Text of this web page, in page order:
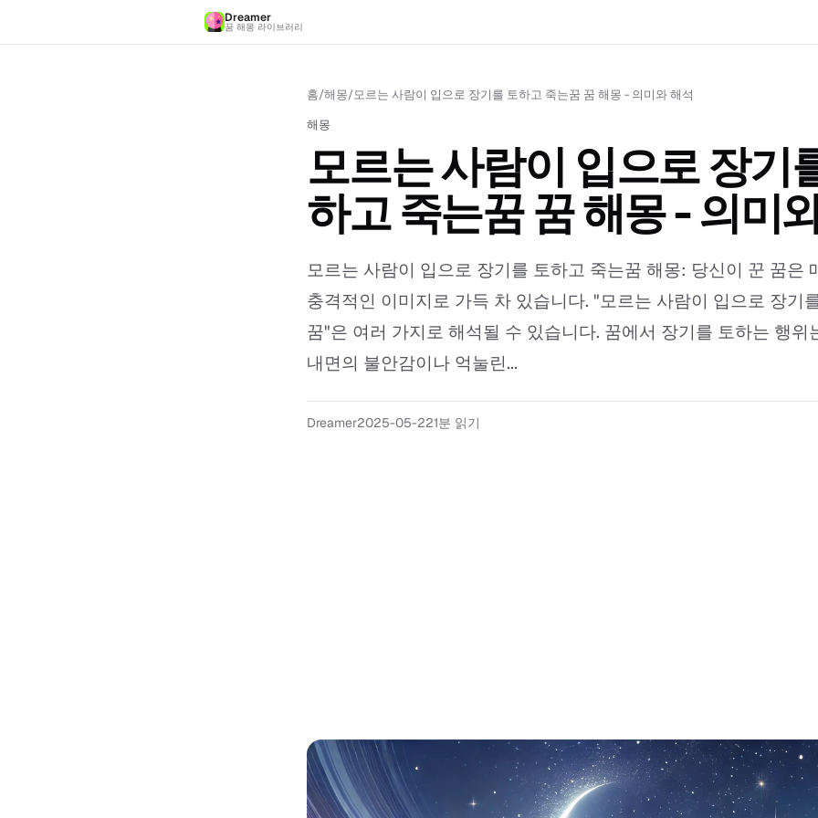
Dreamer
꿈 해몽 라이브러리
홈/해몽/모르는 사람이 입으로 장기를 토하고 죽는꿈 꿈 해몽 - 의미와 해석
해몽
모르는 사람이 입으로 장기
하고 죽는꿈 꿈 해몽 - 의미
모르는 사람이 입으로 장기를 토하고 죽는꿈 해몽: 당신이 꾼 꿈은
충격적인 이미지로 가득 차 있습니다. "모르는 사람이 입으로 장기
꿈"은 여러 가지로 해석될 수 있습니다. 꿈에서 장기를 토하는 행위
내면의 불안감이나 억눌린...
Dreamer2025-05-221분 읽기